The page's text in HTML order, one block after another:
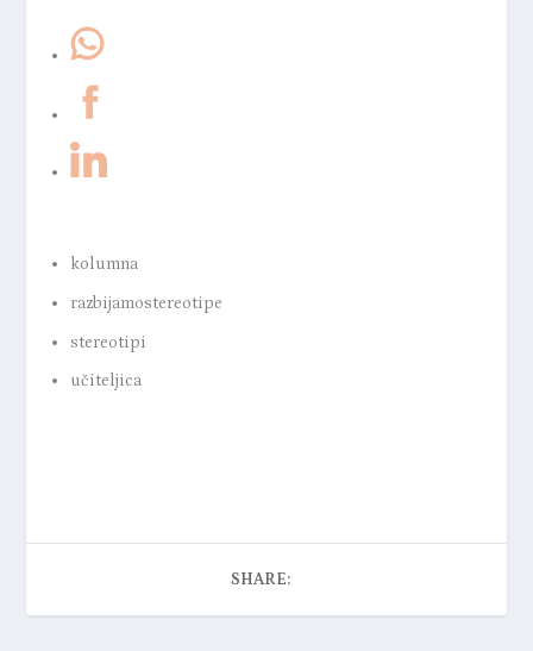
kolumna
razbijamostereotipe
stereotipi
učiteljica
SHARE: